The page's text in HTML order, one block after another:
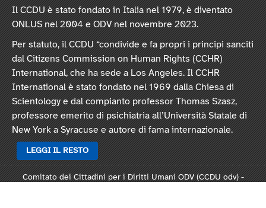
Il CCDU è stato fondato in Italia nel 1979, è diventato
ONLUS nel 2004 e ODV nel novembre 2023.
Per statuto, il CCDU “condivide e fa propri i principi sanciti
dal Citizens Commission on Human Rights (CCHR)
International, che ha sede a Los Angeles. Il CCHR
International è stato fondato nel 1969 dalla Chiesa di
Scientology e dal compianto professor Thomas Szasz,
professore emerito di psichiatria all’Università Statale di
New York a Syracuse e autore di fama internazionale.
LEGGI IL RESTO
Comitato dei Cittadini per i Diritti Umani ODV (CCDU odv) -